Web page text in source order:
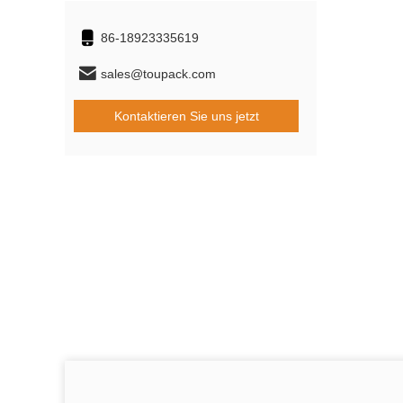
86-18923335619
sales@toupack.com
Kontaktieren Sie uns jetzt